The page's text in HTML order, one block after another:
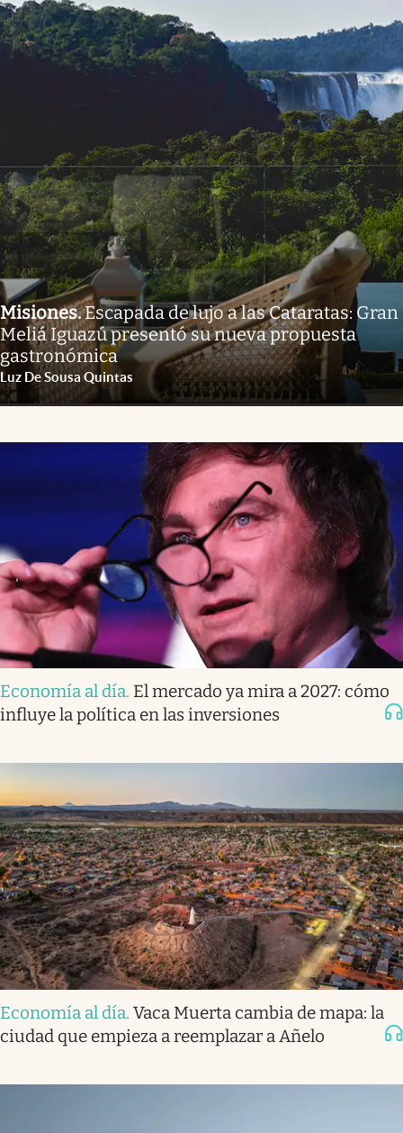
Misiones.Escapada de lujo a las Cataratas: Gran
Meliá Iguazú presentó su nueva propuesta
gastronómica
Luz De Sousa Quintas
Economía al día. El mercado ya mira a 2027: cómo
influye la política en las inversiones
Economía al día. Vaca Muerta cambia de mapa: la
ciudad que empieza a reemplazar a Añelo